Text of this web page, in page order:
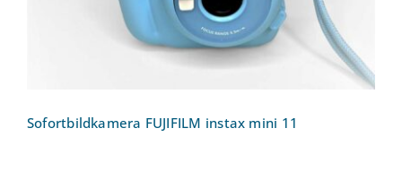
Sofortbildkamera FUJIFILM instax mini 11